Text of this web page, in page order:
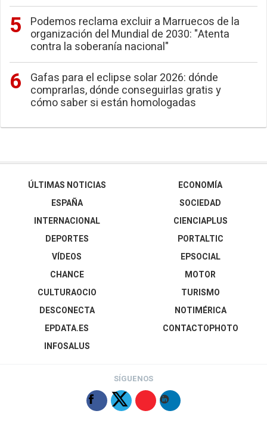
Podemos reclama excluir a Marruecos de la
organización del Mundial de 2030: "Atenta
contra la soberanía nacional"
Gafas para el eclipse solar 2026: dónde
comprarlas, dónde conseguirlas gratis y
cómo saber si están homologadas
ÚLTIMAS NOTICIAS
ESPAÑA
INTERNACIONAL
DEPORTES
VÍDEOS
ECONOMÍA
SOCIEDAD
CIENCIAPLUS
PORTALTIC
EPSOCIAL
CHANCE
CULTURAOCIO
DESCONECTA
EPDATA.ES
INFOSALUS
MOTOR
TURISMO
NOTIMÉRICA
CONTACTOPHOTO
SÍGUENOS